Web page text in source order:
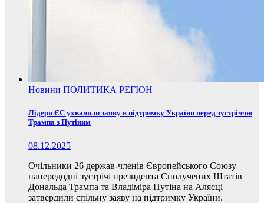
Новини ПОЛИТИКА РЕГІОН
Лідери ЄС ухвалили заяву в підтримку України перед зустріччю
Трампа з Путіним
08.12.2025
Очільники 26 держав-членів Європейського Союзу
напередодні зустрічі президента Сполучених Штатів
Дональда Трампа та Владіміра Путіна на Алясці
затвердили спільну заяву на підтримку України.